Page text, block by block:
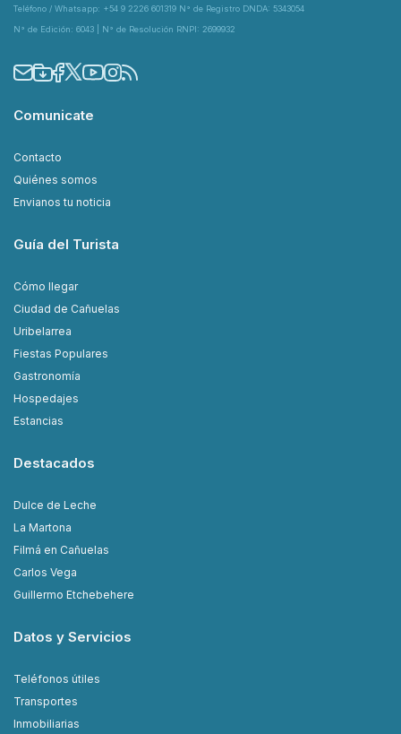
Teléfono / Whatsapp: +54 9 2226 601319 N° de Registro DNDA: 5343054
N° de Edición: 6043 | N° de Resolución RNPI: 2699932
Comunicate
Contacto
Quiénes somos
Envianos tu noticia
Guía del Turista
Cómo llegar
Ciudad de Cañuelas
Uribelarrea
Fiestas Populares
Gastronomía
Hospedajes
Estancias
Destacados
Dulce de Leche
La Martona
Filmá en Cañuelas
Carlos Vega
Guillermo Etchebehere
Datos y Servicios
Teléfonos útiles
Transportes
Inmobiliarias